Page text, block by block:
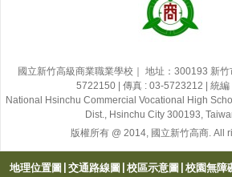
國立新竹高級商業職業學校｜ 地址：300193 新
5722150 | 傳真 : 03-5723212 | 統
National Hsinchu Commercial Vocational High
Dist., Hsinchu City 300193,
版權所有 @ 2014, 國立新竹高商. All
地理位置圖 | 交通路線圖 | 校區示意圖 | 校園無障